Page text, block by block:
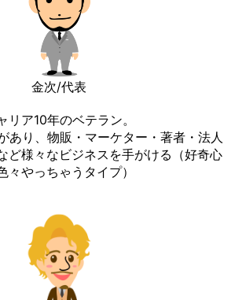
金次/代表
リア10年のベテラン。
あり、物販・マーケター・著者・法人
ど様々なビジネスを手がける（好奇心
々やっちゃうタイプ）